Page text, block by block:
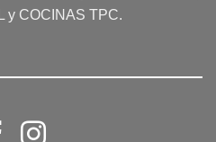
y COCINAS TPC.